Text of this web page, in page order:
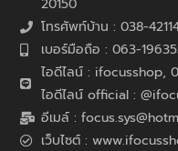
20150
โทรศัพท์บ้าน : 038-
เบอร์มือถือ : 063-
ไอดีไลน์ : ifocusshop,
ไอดีไลน์ official :
อีเมล์ :
เว็บไซต์ :